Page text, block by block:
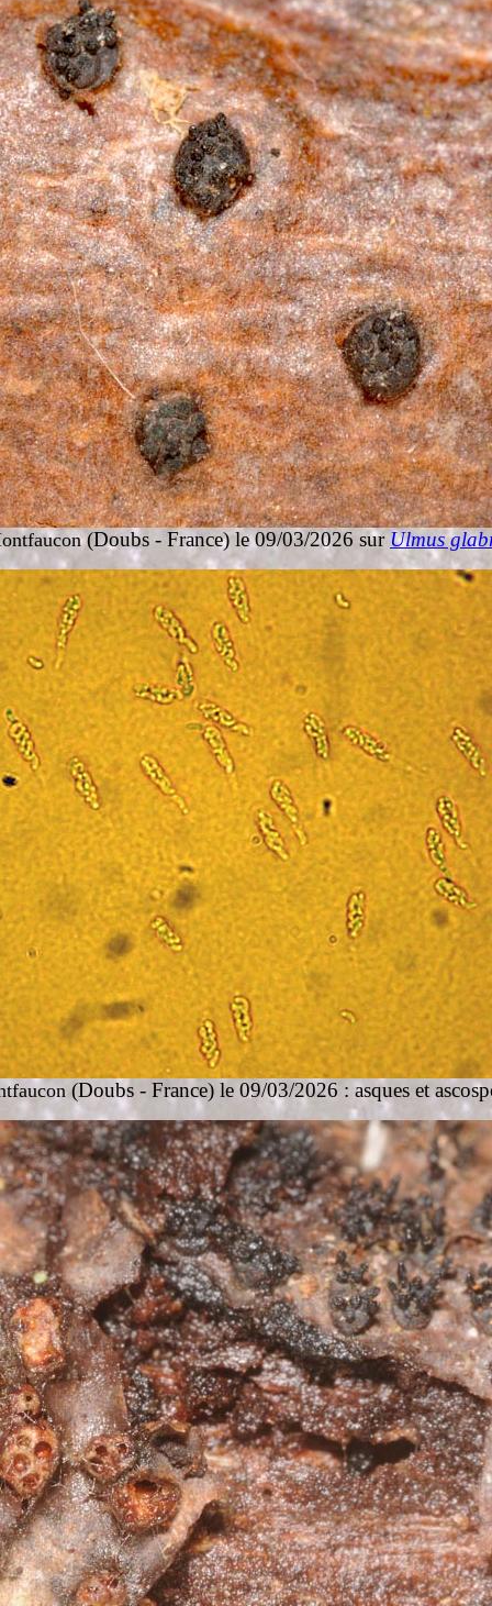
(Doubs - France) le 09/03/2026 sur Ulmus
(Doubs - France) le 09/03/2026 : asques et